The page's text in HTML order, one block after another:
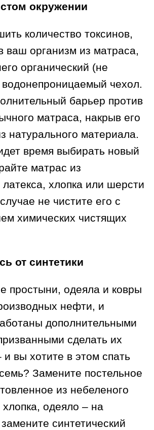
окружении
количество токсинов,
ваш организм из матраса,
органический (не
водонепроницаемый чехол.
барьер против
матраса, накрыв его
натурального материала.
время выбирать новый
матрас из
латекса, хлопка или шерсти
не чистите его с
химических чистящих
от синтетики
простыни, одеяла и ковры
нефти, и
дополнительными
сделать их
вы хотите в этом спать
Замените постельное
из небеленого
хлопка, одеяло – на
синтетический